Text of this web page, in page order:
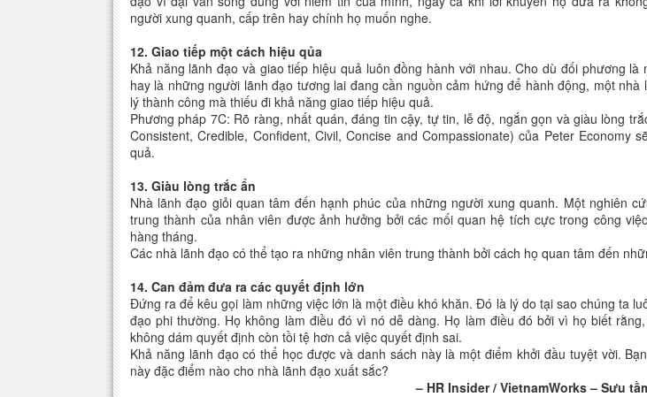
người xung quanh, cấp trên hay chính họ muốn nghe.
12. Giao tiếp một cách hiệu qủa
Khả năng lãnh đạo và giao tiếp hiệu quả luôn đồng hành với nhau. Cho dù đối phương là
hay là những người lãnh đạo tương lai đang cần nguồn cảm hứng để hành động, một nhà
lý thành công mà thiếu đi khả năng giao tiếp hiệu quả.
Phương pháp 7C: Rõ ràng, nhất quán, đáng tin cậy, tự tin, lễ độ, ngắn gọn và giàu lòng
Consistent, Credible, Confident, Civil, Concise and Compassionate) của Peter Economy
quả.
13. Giàu lòng trắc ẩn
Nhà lãnh đạo giỏi quan tâm đến hạnh phúc của những người xung quanh. Một nghiên
trung thành của nhân viên được ảnh hưởng bởi các mối quan hệ tích cực trong công
hàng tháng.
Các nhà lãnh đạo có thể tạo ra những nhân viên trung thành bởi cách họ quan tâm đến
14. Can đảm đưa ra các quyết định lớn
Đứng ra để kêu gọi làm những việc lớn là một điều khó khăn. Đó là lý do tại sao chúng ta
đạo phi thường. Họ không làm điều đó vì nó dễ dàng. Họ làm điều đó bởi vì họ biết
không dám quyết định còn tồi tệ hơn cả việc quyết định sai.
Khả năng lãnh đạo có thể học được và danh sách này là một điểm khởi đầu tuyệt vời.
này đặc điểm nào cho nhà lãnh đạo xuất sắc?
– HR Insider / VietnamWorks – Sưu